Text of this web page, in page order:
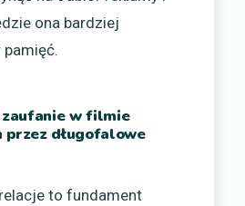
ona bardziej
pamięć.
zaufanie w filmie
długofalowe
to fundament